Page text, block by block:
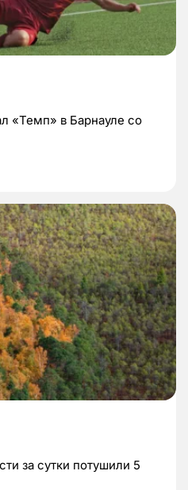
«Темп» в Барнауле со
за сутки потушили 5